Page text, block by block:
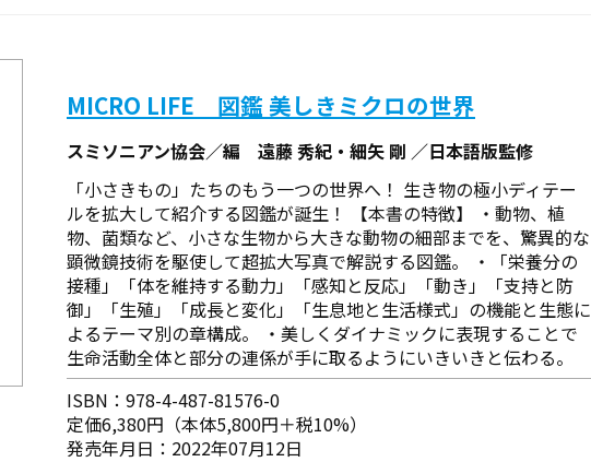
MICRO LIFE 図鑑 美しきミクロの世界
スミソニアン協会／編 遠藤 秀紀・細矢 剛 ／日本語版監修
「小さきもの」たちのもう一つの世界へ！ 生き物の極小ディテー
ルを拡大して紹介する図鑑が誕生！ 【本書の特徴】 ・動物、植
物、菌類など、小さな生物から大きな動物の細部までを、驚異的な
顕微鏡技術を駆使して超拡大写真で解説する図鑑。 ・「栄養分の
接種」「体を維持する動力」「感知と反応」「動き」「支持と防
御」「生殖」「成長と変化」「生息地と生活様式」の機能と生態に
よるテーマ別の章構成。 ・美しくダイナミックに表現することで
生命活動全体と部分の連係が手に取るようにいきいきと伝わる。
ISBN：978-4-487-81576-0
定価6,380円（本体5,800円＋税10%）
発売年月日：2022年07月12日